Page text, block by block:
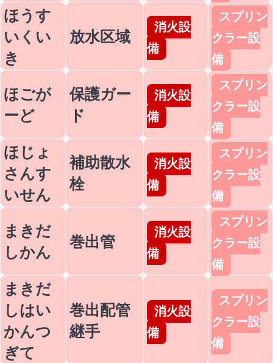
ほうす
いくい
き
放水区域
消火設
備
スプリン
クラー設
備
ほごが
ーど
保護ガー
ド
消火設
備
スプリン
クラー設
備
ほじょ
さんす
いせん
補助散水
栓
消火設
備
スプリン
クラー設
備
まきだ
しかん
巻出管
消火設
備
スプリン
クラー設
備
まきだ
しはい
かんつ
ぎて
巻出配管
継手
消火設
備
スプリン
クラー設
備